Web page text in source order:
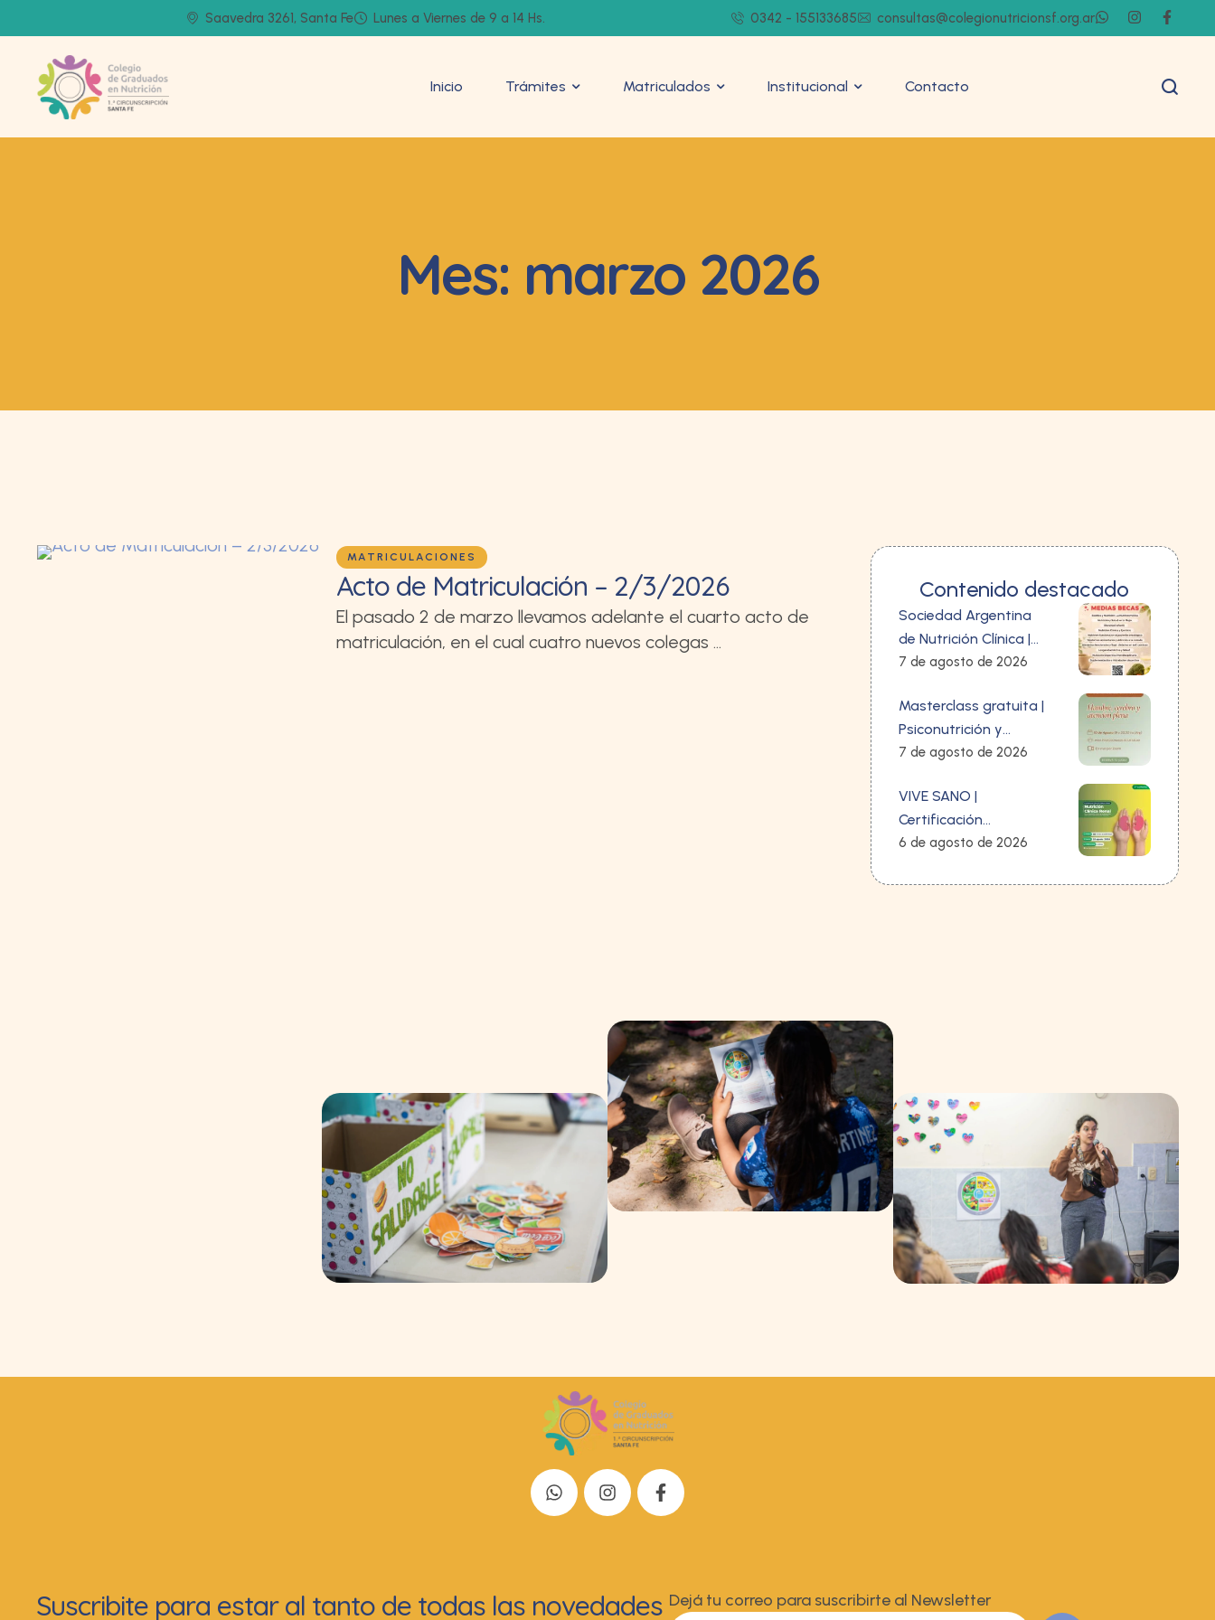
Saavedra 3261, Santa Fe Lunes a Viernes de 9 a 14 Hs. 0342 - 155133685 consultas@colegionutricionsf.org.ar
Inicio Trámites Matriculados Institucional Contacto
Mes: marzo 2026
MATRICULACIONES
Acto de Matriculación – 2/3/2026
El pasado 2 de marzo llevamos adelante el cuarto acto de
matriculación, en el cual cuatro nuevos colegas …
Contenido destacado
Sociedad Argentina
de Nutrición Clínica |
Medias Becas
7 de agosto de 2026
Masterclass gratuita |
Psiconutrición y
Mindfulness: Hambre,
plena: lo que ninguna
dieta te explicó
7 de agosto de 2026
VIVE SANO |
Certificación
Internacional en
Edición: 3 Cohorte: 2
6 de agosto de 2026
Suscribite para estar al tanto de todas las novedades Dejá tu correo para suscribirte al Newsletter